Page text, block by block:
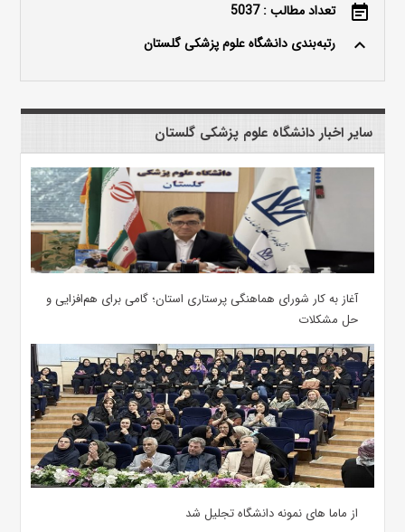
event_note تعداد مطالب : 5037
keyboard_arrow_up رتبه‌بندی دانشگاه علوم پزشکی گلستان
سایر اخبار دانشگاه علوم پزشکی گلستان
آغاز به کار شورای هماهنگی پرستاری استان؛ گامی برای هم‌افزایی و
حل مشکلات
از ماما های نمونه دانشگاه تجلیل شد